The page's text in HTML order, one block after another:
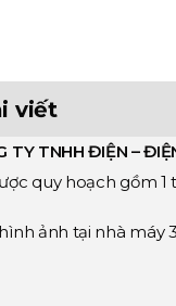
viết
TY TNHH ĐIỆN –
quy hoạch gồm
ảnh tại nhà máy